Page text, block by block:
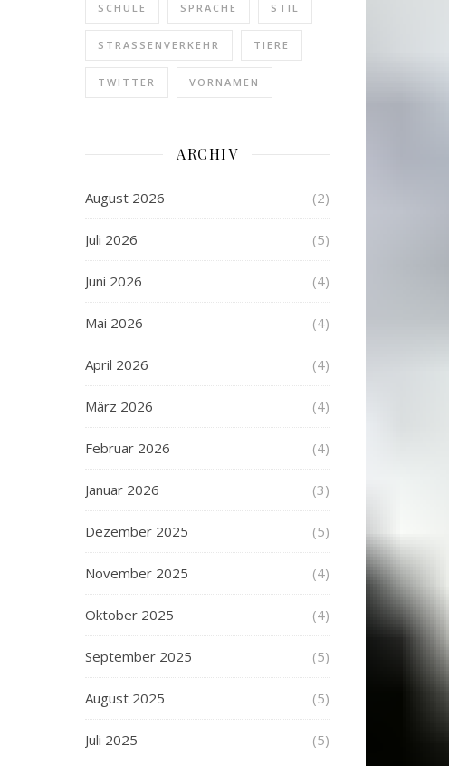
SCHULE SPRACHE STIL
STRASSENVERKEHR TIERE
TWITTER VORNAMEN
ARCHIV
August 2026 (2)
Juli 2026 (5)
Juni 2026 (4)
Mai 2026 (4)
April 2026 (4)
März 2026 (4)
Februar 2026 (4)
Januar 2026 (3)
Dezember 2025 (5)
November 2025 (4)
Oktober 2025 (4)
September 2025 (5)
August 2025 (5)
Juli 2025 (5)